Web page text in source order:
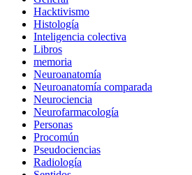
Hacktivismo
Histología
Inteligencia colectiva
Libros
memoria
Neuroanatomía
Neuroanatomía comparada
Neurociencia
Neurofarmacología
Personas
Procomún
Pseudociencias
Radiología